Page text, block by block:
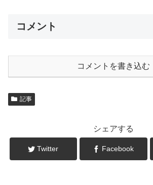
コメント
コメントを書き込む
記事
シェアする
Twitter Facebook